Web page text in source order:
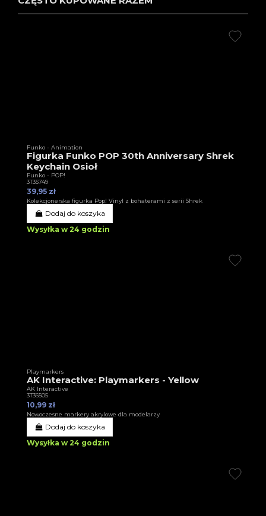
Funko - Animation
Figurka Funko POP 30th Anniversary Shrek
Keychain Osioł
Funko - POP!
3T35749
39,95 zł
Kolekcjonerska figurka Pop! Vinyl z bohaterami z serii Shrek
Dodaj do koszyka
Wysyłka w 24 godzin
Playmarkers
AK Interactive: Playmarkers - Yellow
AK Interactive
3T36505
10,99 zł
Nowoczesne markery akrylowe dla modelarzy
Dodaj do koszyka
Wysyłka w 24 godzin